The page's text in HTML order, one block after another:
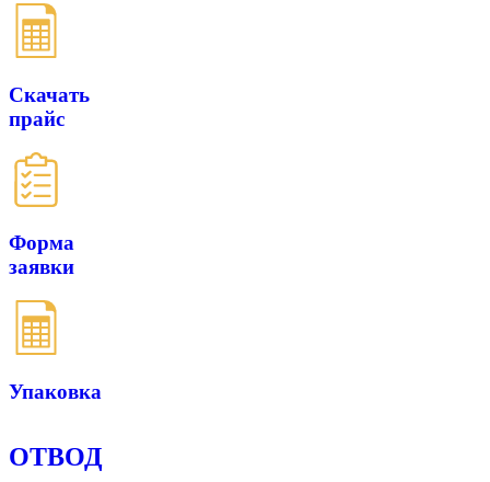
Скачать
прайс
Форма
заявки
Упаковка
ОТВОД